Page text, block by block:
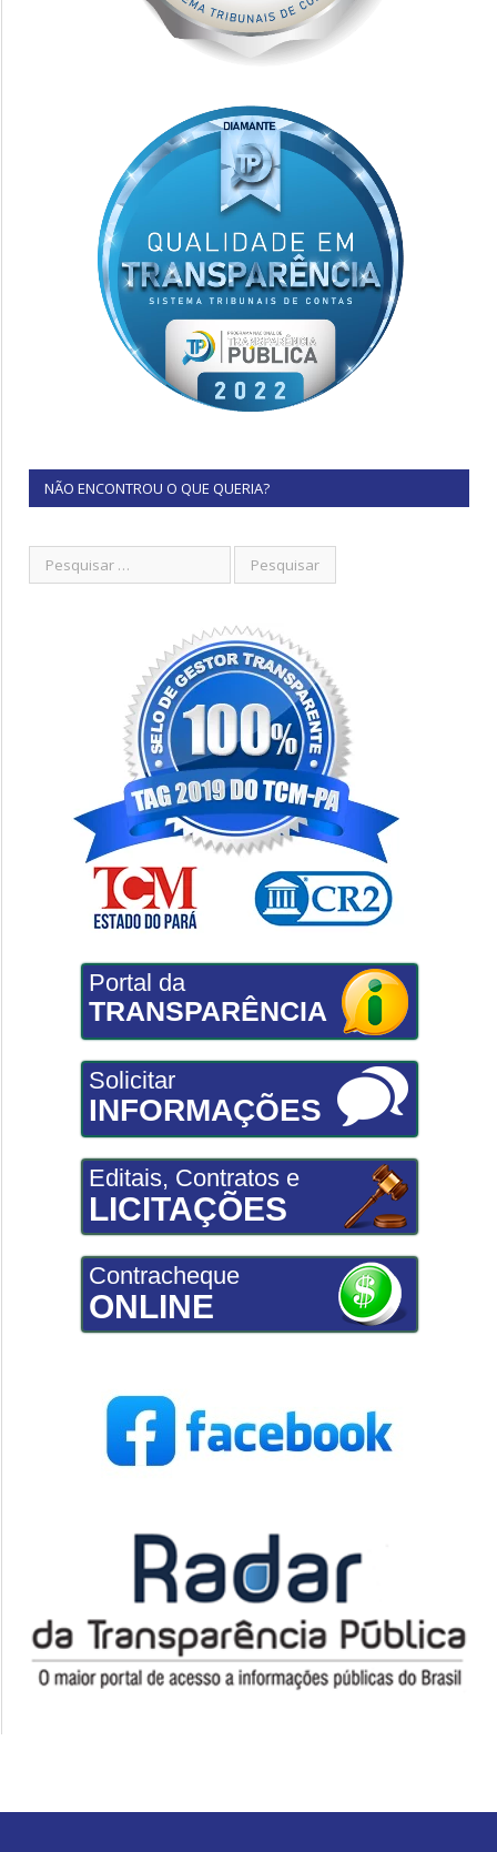
NÃO ENCONTROU O QUE QUERIA?
Portal da
TRANSPARÊNCIA
Solicitar
INFORMAÇÕES
Editais, Contratos e
LICITAÇÕES
Contracheque
ONLINE